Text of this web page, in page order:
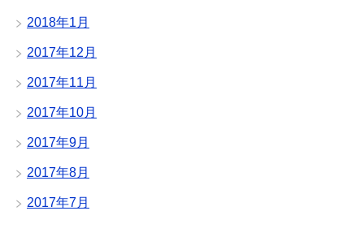
2018年1月
2017年12月
2017年11月
2017年10月
2017年9月
2017年8月
2017年7月